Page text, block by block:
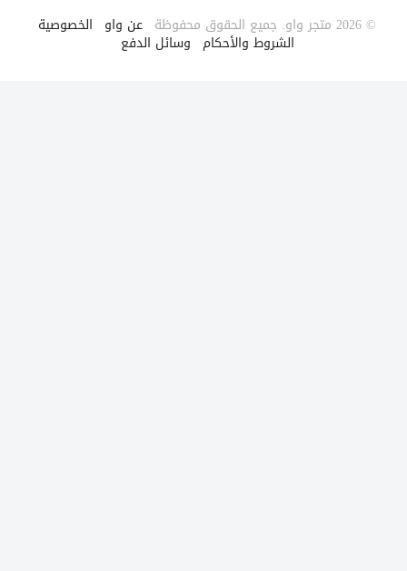
© 2026 متجر واو. جميع الحقوق محفوظة عن واو| الخصوصية|
الشروط والأحكام| وسائل الدفع|